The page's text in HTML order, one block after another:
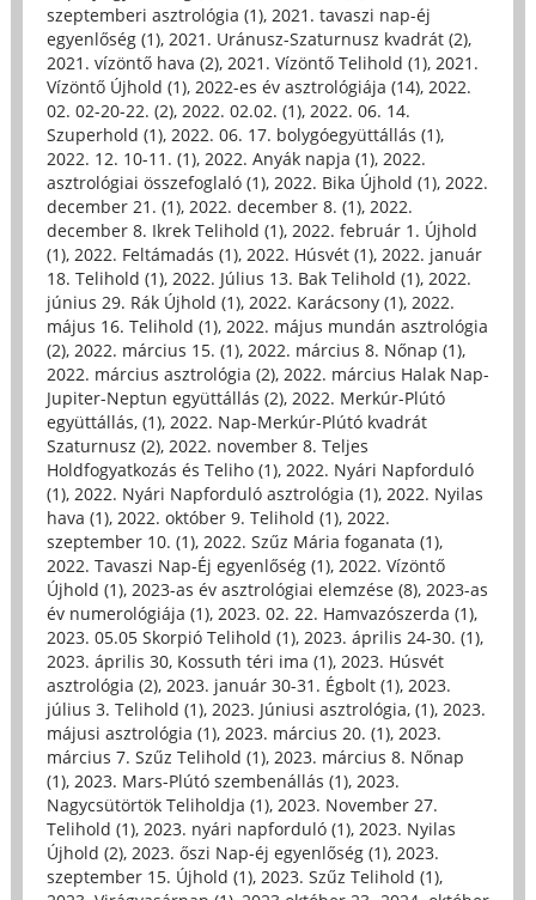
szeptemberi asztrológia (1), 2021. tavaszi nap-éj
egyenlőség (1), 2021. Uránusz-Szaturnusz kvadrát (2),
2021. vízöntő hava (2), 2021. Vízöntő Telihold (1), 2021.
Vízöntő Újhold (1), 2022-es év asztrológiája (14), 2022.
02. 02-20-22. (2), 2022. 02.02. (1), 2022. 06. 14.
Szuperhold (1), 2022. 06. 17. bolygóegyüttállás (1),
2022. 12. 10-11. (1), 2022. Anyák napja (1), 2022.
asztrológiai összefoglaló (1), 2022. Bika Újhold (1), 2022.
december 21. (1), 2022. december 8. (1), 2022.
december 8. Ikrek Telihold (1), 2022. február 1. Újhold
(1), 2022. Feltámadás (1), 2022. Húsvét (1), 2022. január
18. Telihold (1), 2022. Július 13. Bak Telihold (1), 2022.
június 29. Rák Újhold (1), 2022. Karácsony (1), 2022.
május 16. Telihold (1), 2022. május mundán asztrológia
(2), 2022. március 15. (1), 2022. március 8. Nőnap (1),
2022. március asztrológia (2), 2022. március Halak Nap-
Jupiter-Neptun együttállás (2), 2022. Merkúr-Plútó
együttállás, (1), 2022. Nap-Merkúr-Plútó kvadrát
Szaturnusz (2), 2022. november 8. Teljes
Holdfogyatkozás és Teliho (1), 2022. Nyári Napforduló
(1), 2022. Nyári Napforduló asztrológia (1), 2022. Nyilas
hava (1), 2022. október 9. Telihold (1), 2022.
szeptember 10. (1), 2022. Szűz Mária foganata (1),
2022. Tavaszi Nap-Éj egyenlőség (1), 2022. Vízöntő
Újhold (1), 2023-as év asztrológiai elemzése (8), 2023-as
év numerológiája (1), 2023. 02. 22. Hamvazószerda (1),
2023. 05.05 Skorpió Telihold (1), 2023. április 24-30. (1),
2023. április 30, Kossuth téri ima (1), 2023. Húsvét
asztrológia (2), 2023. január 30-31. Égbolt (1), 2023.
július 3. Telihold (1), 2023. Júniusi asztrológia, (1), 2023.
májusi asztrológia (1), 2023. március 20. (1), 2023.
március 7. Szűz Telihold (1), 2023. március 8. Nőnap
(1), 2023. Mars-Plútó szembenállás (1), 2023.
Nagycsütörtök Teliholdja (1), 2023. November 27.
Telihold (1), 2023. nyári napforduló (1), 2023. Nyilas
Újhold (2), 2023. őszi Nap-éj egyenlőség (1), 2023.
szeptember 15. Újhold (1), 2023. Szűz Telihold (1),